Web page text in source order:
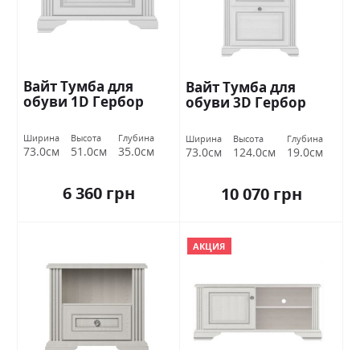
Вайт Тумба для
обуви 1D Гербор
Ширина
73.0см
Высота
51.0см
Глубина
35.0см
6 360 грн
Вайт Тумба для
обуви 3D Гербор
Ширина
73.0см
Высота
124.0см
Глубина
19.0см
10 070 грн
АКЦИЯ